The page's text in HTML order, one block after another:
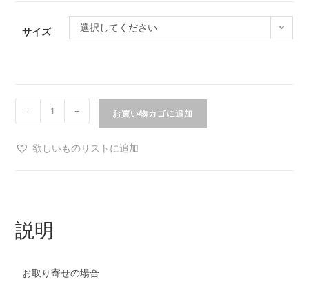
サイズ 選択してください
- + お買い物カゴに追加
欲しいものリストに追加
説明
お取り寄せの場合